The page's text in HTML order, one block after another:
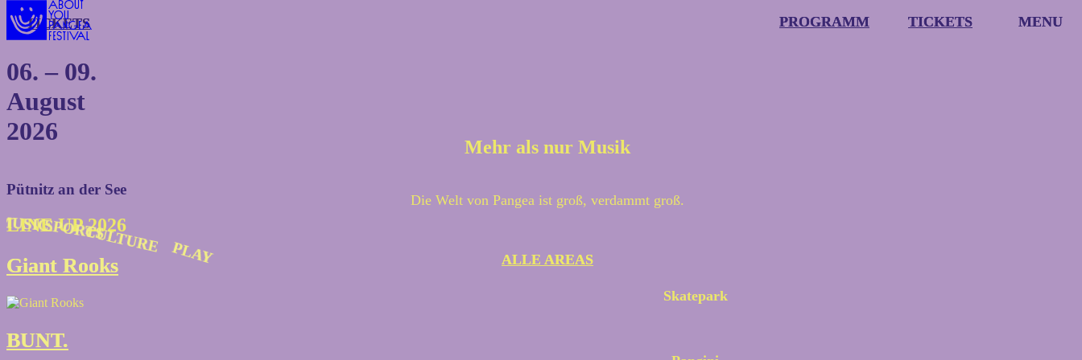
PROGRAMM
PROGRAMM TICKETS
TICKETS MENU
MENU
TICKETS
TICKETS
06. – 09.
August
2026
Pütnitz an der See
SPORTS
SPORTSCULTURE
CULTURE PLAY
PLAY
Skatepark
Mehr als nur Musik
Die Welt von Pangea ist groß, verdammt groß.
ALLE AREAS
ALLE AREAS
LINE UP 2026
Giant Rooks
Giant Rooks
BUNT.
BUNT.